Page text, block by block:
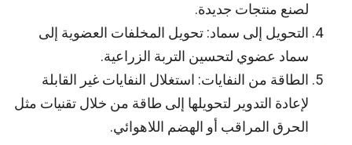
لصنع منتجات جديدة.
التحويل إلى سماد: تحويل المخلفات العضوية إلى
سماد عضوي لتحسين التربة الزراعية.
الطاقة من النفايات: استغلال النفايات غير القابلة
لإعادة التدوير لتحويلها إلى طاقة من خلال تقنيات مثل
الحرق المراقب أو الهضم اللاهوائي.